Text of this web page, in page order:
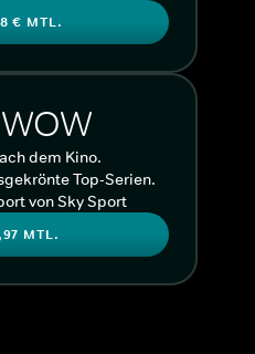
€ MTL.
dem Kino.
Top-Serien.
von Sky Sport
MTL.